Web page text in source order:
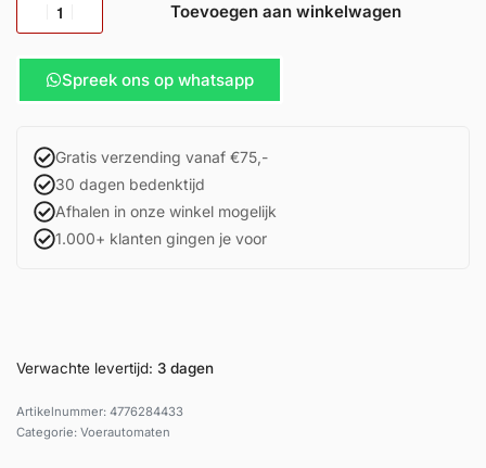
Toevoegen aan winkelwagen
Spreek ons op whatsapp
Gratis verzending vanaf €75,-
30 dagen bedenktijd
Afhalen in onze winkel mogelijk
1.000+ klanten gingen je voor
Verwachte levertijd: 3 dagen
4776284433
Categorie: Voerautomaten